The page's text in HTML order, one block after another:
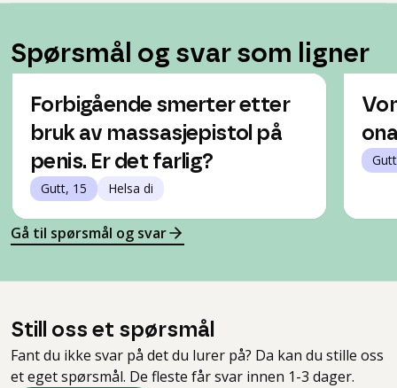
Spørsmål og svar som ligner
Forbigående smerter etter
bruk av massasjepistol på
penis. Er det farlig?
Gutt, 15 Helsa di
Gå til spørsmål og svar
Still oss et spørsmål
Fant du ikke svar på det du lurer på? Da kan du stille oss
et eget spørsmål. De fleste får svar innen 1-3 dager.